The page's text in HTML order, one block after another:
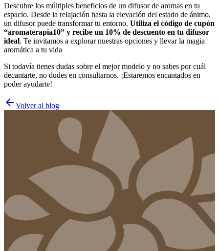
Descubre los múltiples beneficios de un difusor de aromas en tu
espacio. Desde la relajación hasta la elevación del estado de ánimo,
un difusor puede transformar tu entorno. Utiliza el código de cupón
“aromaterapia10” y recibe un 10% de descuento en tu difusor
ideal. Te invitamos a explorar nuestras opciones y llevar la magia
aromática a tu vida
Si todavía tienes dudas sobre el mejor modelo y no sabes por cuál
decantarte, no dudes en consultarnos. ¡Estaremos encantados en
poder ayudarte!
arrow_back Volver al blog